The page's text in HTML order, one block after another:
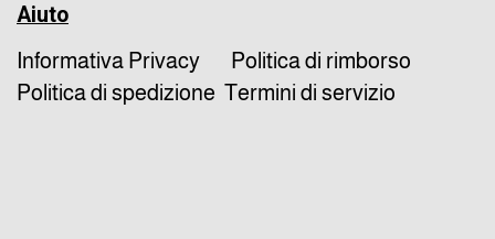
Aiuto
Informativa Privacy
Politica di rimborso
Politica di spedizione Termini di servizio